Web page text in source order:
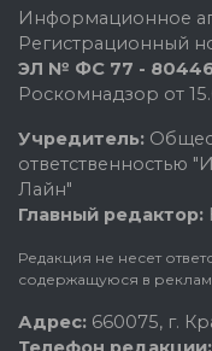
Информационное
Регистрационный
ЭЛ № ФС 77 -
Роскомнадзор от
Учредитель:
ответственностью
Лайн"
Главный редактор:
Редакция не несет
содержащуюся в
Адрес: 660075, г.